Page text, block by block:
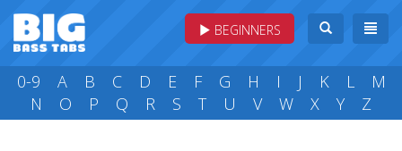
BEGINNERS
0-9 A B C D E F G H I J K L
M
N
O P Q R S T U V W X Y Z